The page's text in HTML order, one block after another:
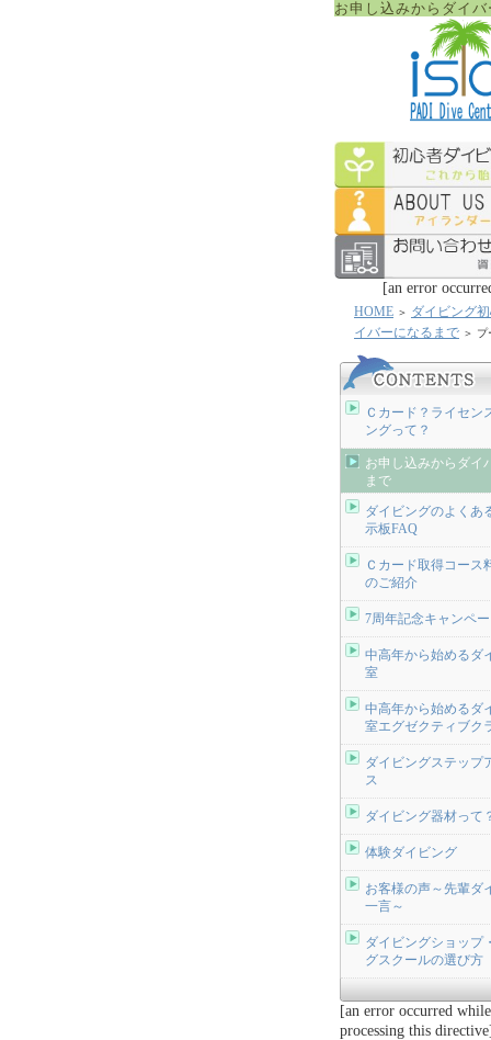
お申し込みからダイ
[an error
HOME ＞ ダイビング
イバーになるまで ＞ プ
Ｃカード？ライセン
ングって？
お申し込みからダイ
まで
ダイビングのよく
示板FAQ
Ｃカード取得コース
のご紹介
7周年記念キャンペ
中高年から始めるダ
室
中高年から始めるダ
室エグゼクティブク
ダイビングステップ
ス
ダイビング器材って
体験ダイビング
お客様の声～先輩ダ
一言～
ダイビングショップ
グスクールの選び方
[an error occurred while
processing this